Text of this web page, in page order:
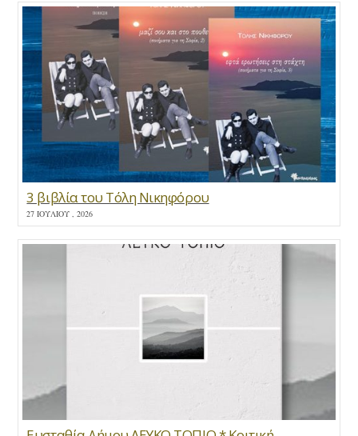
3 βιβλία του Τόλη Νικηφόρου
27 ΙΟΥΛΊΟΥ , 2026